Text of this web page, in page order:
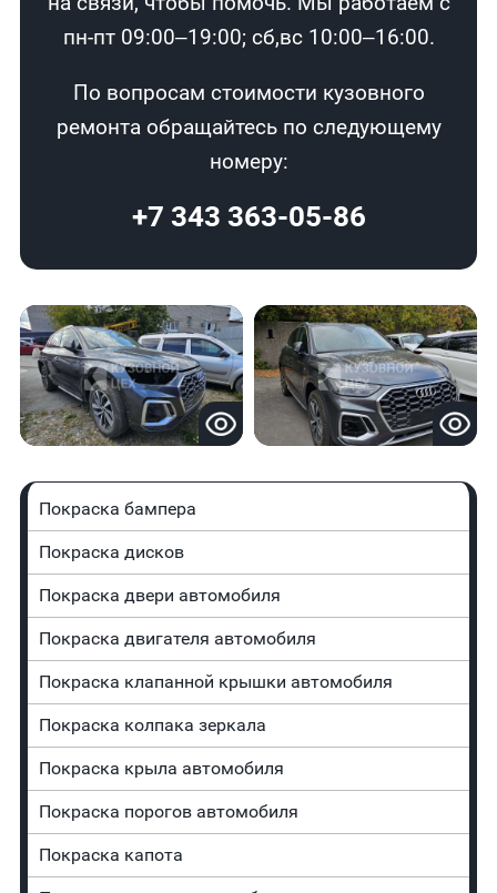
пн-пт 09:00–19:00; сб,вс 10:00–16:00.
По вопросам стоимости кузовного
ремонта обращайтесь по следующему
номеру:
+7 343 363-05-86
Покраска бампера
Покраска дисков
Покраска двери автомобиля
Покраска двигателя автомобиля
Покраска клапанной крышки автомобиля
Покраска колпака зеркала
Покраска крыла автомобиля
Покраска порогов автомобиля
Покраска капота